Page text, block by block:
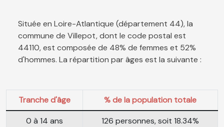
Située en Loire-Atlantique (département 44), la
commune de Villepot, dont le code postal est
44110, est composée de 48% de femmes et 52%
d'hommes. La répartition par âges est la suivante :
Tranche d'âge
% de la population totale
0 à 14 ans
126 personnes, soit 18.34%